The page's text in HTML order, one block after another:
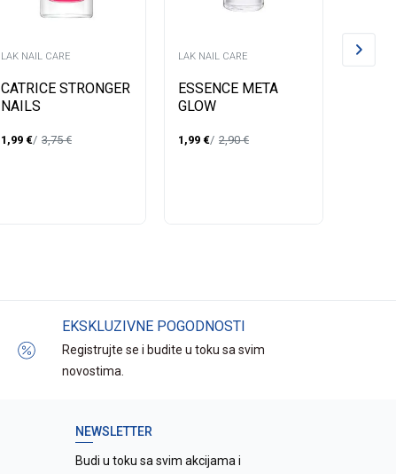
LAK NAIL CARE
CATRICE STRONGER
NAILS
NAIL LAK ZA NOKTE
1,99 € 3,75€
LAK NAIL CARE
ESSENCE META
GLOW
TOP COAT
1,99 € 2,90€
LAK
EKSKLUZIVNE POGODNOSTI
Registrujte se i budite u toku sa svim
novostima.
NEWSLETTER
Budi u toku sa svim akcijama i